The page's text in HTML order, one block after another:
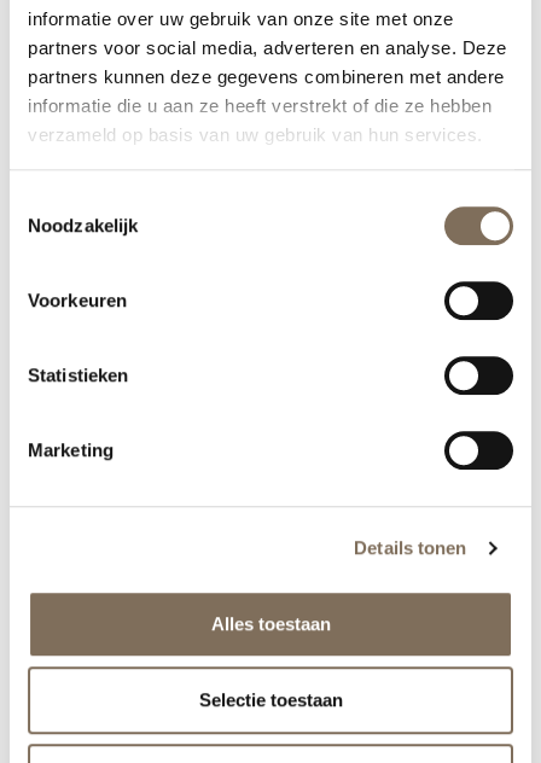
informatie over uw gebruik van onze site met onze
partners voor social media, adverteren en analyse. Deze
partners kunnen deze gegevens combineren met andere
informatie die u aan ze heeft verstrekt of die ze hebben
verzameld op basis van uw gebruik van hun services.
Noodzakelijk
Voorkeuren
Statistieken
Marketing
Details tonen
Alles toestaan
Selectie toestaan